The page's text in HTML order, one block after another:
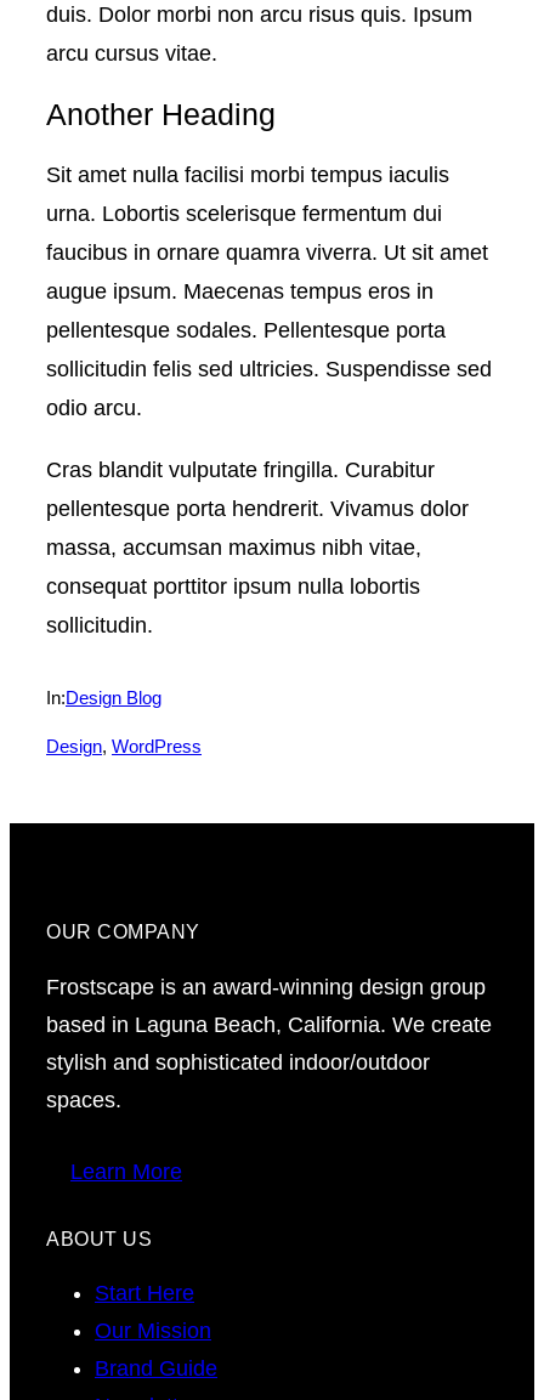
duis. Dolor morbi non arcu risus quis. Ipsum
arcu cursus vitae.
Another Heading
Sit amet nulla facilisi morbi tempus iaculis
urna. Lobortis scelerisque fermentum dui
faucibus in ornare quamra viverra. Ut sit amet
augue ipsum. Maecenas tempus eros in
pellentesque sodales. Pellentesque porta
sollicitudin felis sed ultricies. Suspendisse sed
odio arcu.
Cras blandit vulputate fringilla. Curabitur
pellentesque porta hendrerit. Vivamus dolor
massa, accumsan maximus nibh vitae,
consequat porttitor ipsum nulla lobortis
sollicitudin.
In:Design Blog
Design, WordPress
OUR COMPANY
Frostscape is an award-winning design group
based in Laguna Beach, California. We create
stylish and sophisticated indoor/outdoor
spaces.
Learn More
ABOUT US
Start Here
Our Mission
Brand Guide